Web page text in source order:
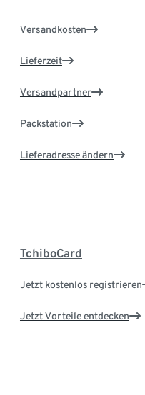
Versandkosten
Lieferzeit
Versandpartner
Packstation
Lieferadresse ändern
TchiboCard
Jetzt kostenlos registrieren
Jetzt Vorteile entdecken